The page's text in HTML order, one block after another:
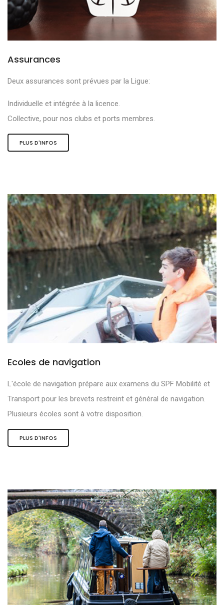
Assurances
Deux assurances sont prévues par la Ligue:
Individuelle et intégrée à la licence.
Collective, pour nos clubs et ports membres.
PLUS D'INFOS
Ecoles de navigation
L'école de navigation prépare aux examens du SPF Mobilité et
Transport pour les brevets restreint et général de navigation.
Plusieurs écoles sont à votre disposition.
PLUS D'INFOS